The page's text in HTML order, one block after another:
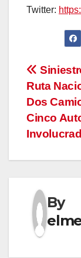
Twitter:
de
Ruta
Dos
Cinco
By